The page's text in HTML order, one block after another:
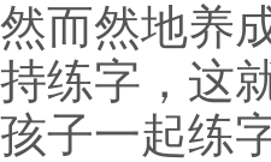
而然地养
练字，这
子一起练